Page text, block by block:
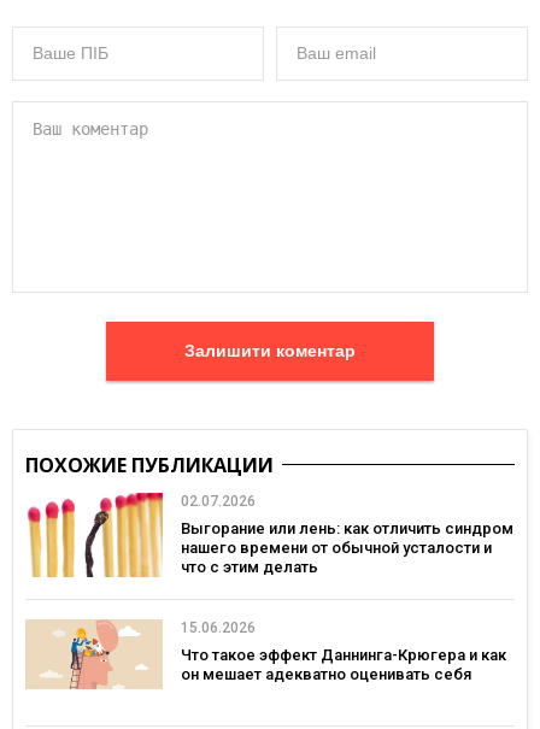
Залишити коментар
ПОХОЖИЕ ПУБЛИКАЦИИ
02.07.2026
Выгорание или лень: как отличить синдром
нашего времени от обычной усталости и
что с этим делать
15.06.2026
Что такое эффект Даннинга-Крюгера и как
он мешает адекватно оценивать себя